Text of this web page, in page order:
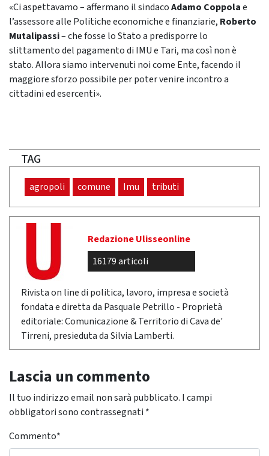
«Ci aspettavamo – affermano il sindacoAdamo Coppolae
l’assessore alle Politiche economiche e finanziarie, Roberto
Mutalipassi– che fosse lo Stato a predisporre lo
slittamento del pagamento di IMU e Tari, ma così non è
stato. Allora siamo intervenuti noi come Ente, facendo il
maggiore sforzo possibile per poter venire incontro a
cittadini ed esercenti».
TAG
agropoli comune Imu tributi
Redazione Ulisseonline
16179 articoli
Rivista on line di politica, lavoro, impresa e società
fondata e diretta da Pasquale Petrillo - Proprietà
editoriale: Comunicazione & Territorio di Cava de'
Tirreni, presieduta da Silvia Lamberti.
Lascia un commento
Il tuo indirizzo email non sarà pubblicato. I campi
obbligatori sono contrassegnati *
Commento*